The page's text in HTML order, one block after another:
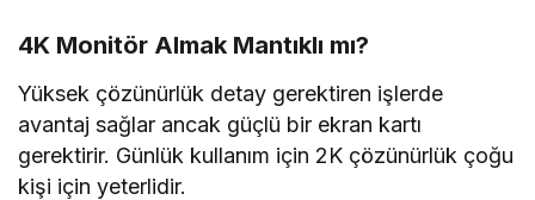
4K Monitör Almak Mantıklı mı?
Yüksek çözünürlük detay gerektiren işlerde
avantaj sağlar ancak güçlü bir ekran kartı
gerektirir. Günlük kullanım için 2K çözünürlük çoğu
kişi için yeterlidir.